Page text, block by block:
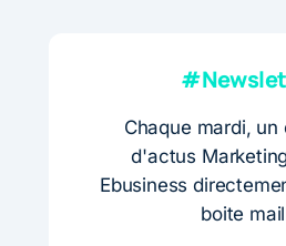
Chaque mardi, un
d'actus
Ebusiness
boite